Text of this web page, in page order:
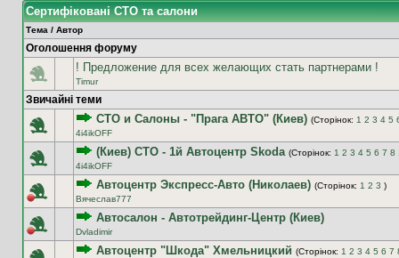
Сертифіковані СТО та салони
Тема / Автор
Оголошення форуму
! Предложение для всех желающих стать партнерами !
Timur
Звичайні теми
СТО и Салоны - "Прага АВТО" (Киев) (Сторінок: 1 2 3 4 5
4i4ikOFF
(Киев) СТО - 1й Автоцентр Skoda (Сторінок: 1 2 3 4 5 6 7 8
4i4ikOFF
Автоцентр Экспресс-Авто (Николаев) (Сторінок: 1 2 3 )
Вячеслав777
Автосалон - Автотрейдинг-Центр (Киев)
Dvladimir
Автоцентр "Шкода" Хмельницкий (Сторінок: 1 2 3 4 5 6 7